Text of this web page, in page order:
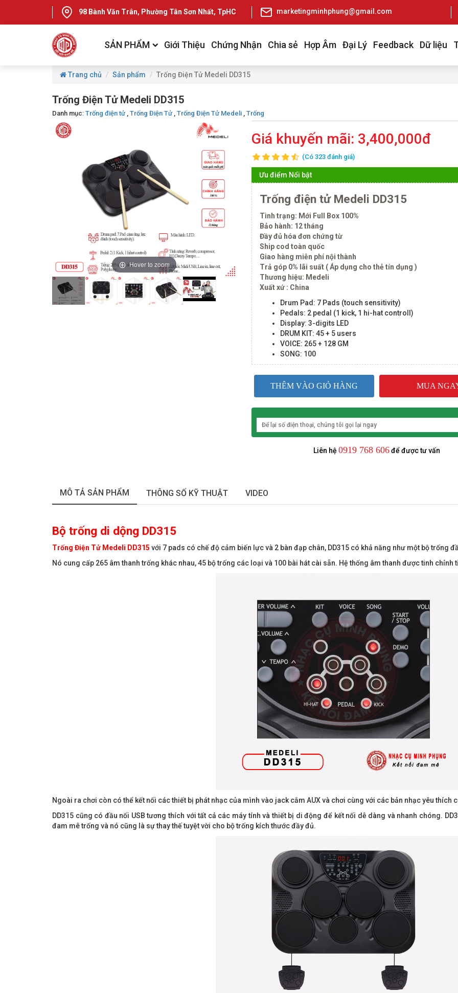
98 Bành Văn Trân, Phường Tân Sơn Nhất, TpHCM marketingminhphung@gmail.com
SẢN PHẨM Giới Thiệu Chứng Nhận Chia sẻ Hợp Âm Đại Lý Feedback Dữ liệu
Trang chủ Sản phẩm Trống Điện Tử Medeli DD315
Trống Điện Tử Medeli DD315
Danh mục: Trống điện tử, Trống Điện Tử, Trống Điện Tử Medeli , Trống
Hover to zoom
Giá khuyến mãi: 3,400,000đ
(Có 323 đánh giá)
Ưu điểm Nổi bật
Trống điện tử Medeli DD315
Tình trạng: Mới Full Box 100%
Bảo hành: 12 tháng
Đầy đủ hóa đơn chứng từ
Ship cod toàn quốc
Giao hàng miễn phí nội thành
Trả góp 0% lãi suất ( Áp dụng cho thẻ tín dụng )
Thương hiệu: Medeli
Xuất xứ : China
Drum Pad: 7 Pads (touch sensitivity)
Pedals: 2 pedal (1 kick, 1 hi-hat controll)
Display: 3-digits LED
DRUM KIT: 45 + 5 users
VOICE: 265 + 128 GM
SONG: 100
THÊM VÀO GIỎ HÀNG MUA
Liên hệ 0919 768 606để được tư vấn
MÔ TẢ SẢN PHẨM THÔNG SỐ KỸ THUẬT VIDEO
Bộ trống di dộng DD315
Trống Điện Tử Medeli DD315 với 7 pads có chế độ cảm biến lực và 2 bàn đạp chân, DD315 có khả năng như một bộ trống
Nó cung cấp 265 âm thanh trống khác nhau, 45 bộ trống các loại và 100 bài hát cài sẵn. Hệ thống âm thanh được tinh
Ngoài ra chơi còn có thể kết nối các thiết bị phát nhạc của mình vào jack cắm AUX và chơi cùng với các bản nhạc yêu thích
DD315 cũng có đầu nối USB tương thích với tất cả các máy tính và thiết bị di động để kết nối dễ dàng và nhanh chóng.
đam mê trống và nó cũng là sự thay thế tuyệt vời cho bộ trống kích thước đầy đủ.